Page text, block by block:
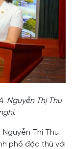
Nguyễn Thị Thu
Nguyễn Thị Thu
phố đặc thù với